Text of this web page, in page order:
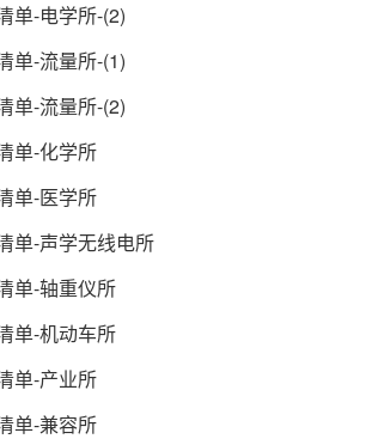
单-电学所-(2)
单-流量所-(1)
单-流量所-(2)
单-化学所
单-医学所
单-声学无线电所
单-轴重仪所
单-机动车所
单-产业所
单-兼容所